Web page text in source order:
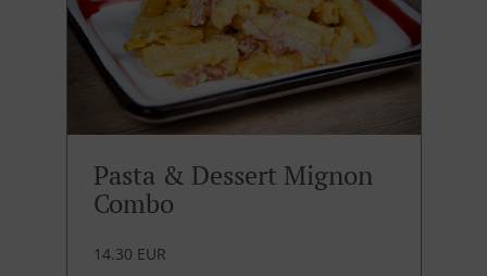
Pasta & Dessert Mignon
Combo
14.30 EUR